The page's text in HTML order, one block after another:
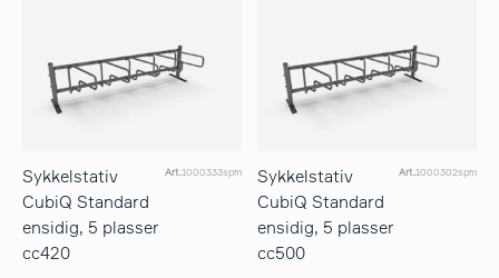
Sykkelstativ
CubiQ Standard
ensidig, 5 plasser
cc420
Art.1000333spm
Sykkelstativ
CubiQ Standard
ensidig, 5 plasser
cc500
Art.1000302spm